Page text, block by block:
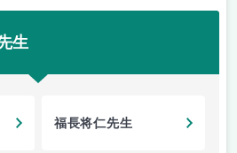
生
福長将仁先生